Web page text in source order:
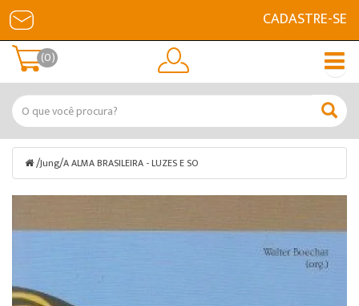
CADASTRE-SE
(0)
/Jung/A ALMA BRASILEIRA - LUZES E SO